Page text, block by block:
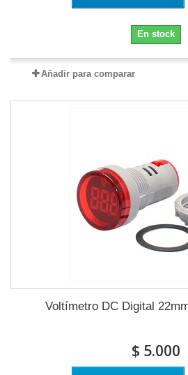
En stock
Añadir para comparar
Voltímetro DC Digital
$ 5.000